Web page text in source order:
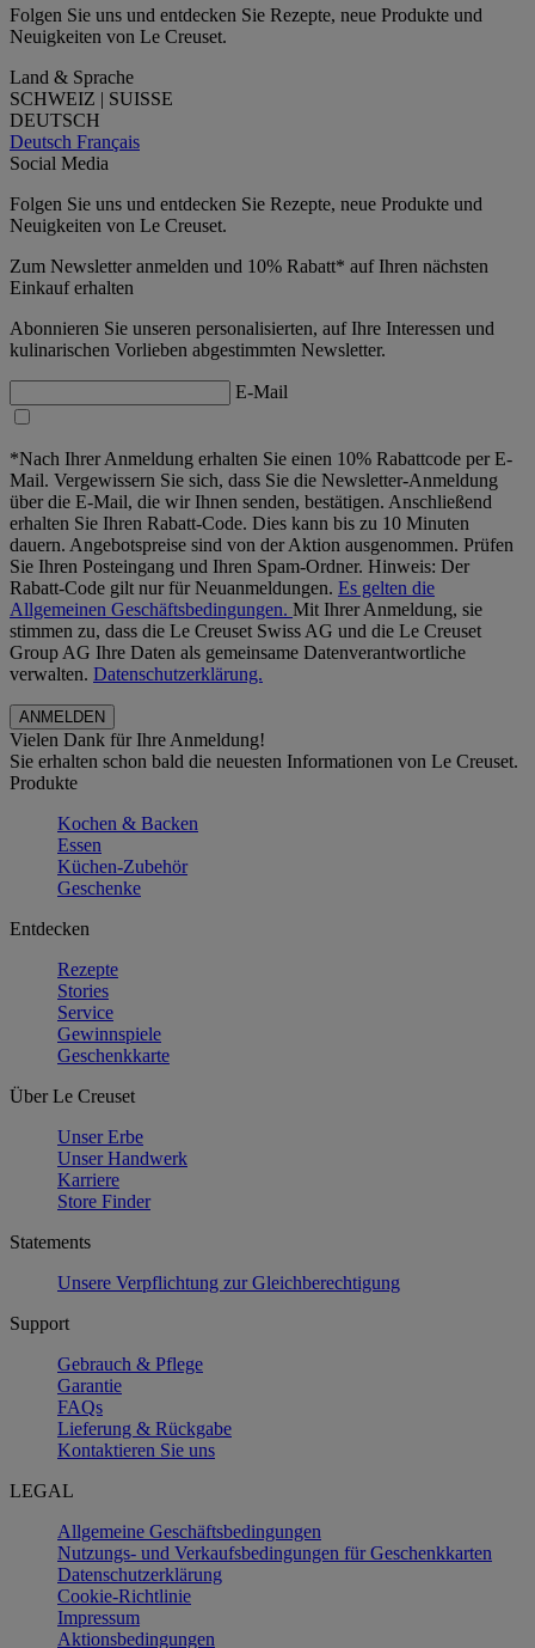
Folgen Sie uns und entdecken Sie Rezepte, neue Produkte und
Neuigkeiten von Le Creuset.
Land & Sprache
SCHWEIZ | SUISSE
DEUTSCH
Deutsch Français
Social Media
Folgen Sie uns und entdecken Sie Rezepte, neue Produkte und
Neuigkeiten von Le Creuset.
Zum Newsletter anmelden und 10% Rabatt* auf Ihren nächsten
Einkauf erhalten
Abonnieren Sie unseren personalisierten, auf Ihre Interessen und
kulinarischen Vorlieben abgestimmten Newsletter.
E-Mail
*Nach Ihrer Anmeldung erhalten Sie einen 10% Rabattcode per E-
Mail. Vergewissern Sie sich, dass Sie die Newsletter-Anmeldung
über die E-Mail, die wir Ihnen senden, bestätigen. Anschließend
erhalten Sie Ihren Rabatt-Code. Dies kann bis zu 10 Minuten
dauern. Angebotspreise sind von der Aktion ausgenommen. Prüfen
Sie Ihren Posteingang und Ihren Spam-Ordner. Hinweis: Der
Rabatt-Code gilt nur für Neuanmeldungen. Es gelten die
Allgemeinen Geschäftsbedingungen. Mit Ihrer Anmeldung, sie
stimmen zu, dass die Le Creuset Swiss AG und die Le Creuset
Group AG Ihre Daten als gemeinsame Datenverantwortliche
verwalten. Datenschutzerklärung.
Vielen Dank für Ihre Anmeldung!
Sie erhalten schon bald die neuesten Informationen von Le Creuset.
Produkte
Kochen & Backen
Essen
Küchen-Zubehör
Geschenke
Entdecken
Rezepte
Stories
Service
Gewinnspiele
Geschenkkarte
Über Le Creuset
Unser Erbe
Unser Handwerk
Karriere
Store Finder
Statements
Unsere Verpflichtung zur Gleichberechtigung
Support
Gebrauch & Pflege
Garantie
FAQs
Lieferung & Rückgabe
Kontaktieren Sie uns
LEGAL
Allgemeine Geschäftsbedingungen
Nutzungs- und Verkaufsbedingungen für Geschenkkarten
Datenschutzerklärung
Cookie-Richtlinie
Impressum
Aktionsbedingungen